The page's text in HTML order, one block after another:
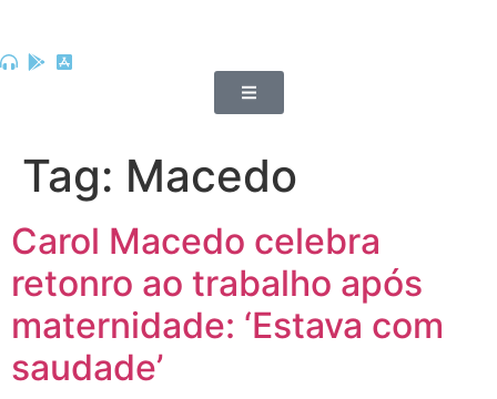
Tag: Macedo
Carol Macedo celebra
retonro ao trabalho após
maternidade: ‘Estava com
saudade’